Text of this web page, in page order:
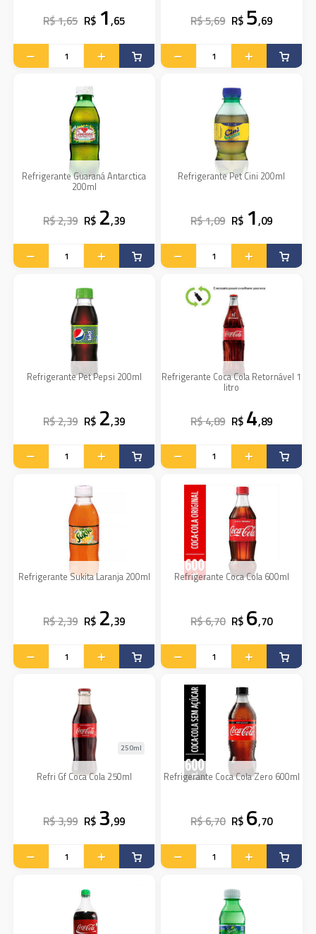
R$ 1,65 R$ 1,65 R$ 5,69 R$ 5,69
Refrigerante Guaraná Antarctica
200ml
R$ 2,39 R$ 2,39
Refrigerante Pet Cini 200ml
R$ 1,09 R$ 1,09
Refrigerante Pet Pepsi 200ml
R$ 2,39 R$ 2,39
Refrigerante Coca Cola Retornável 1
litro
R$ 4,89 R$ 4,89
Refrigerante Sukita Laranja 200ml
R$ 2,39 R$ 2,39
Refrigerante Coca Cola 600ml
R$ 6,70 R$ 6,70
Refri Gf Coca Cola 250ml
250ml
R$ 3,99 R$ 3,99
Refrigerante Coca Cola Zero 600ml
R$ 6,70 R$ 6,70